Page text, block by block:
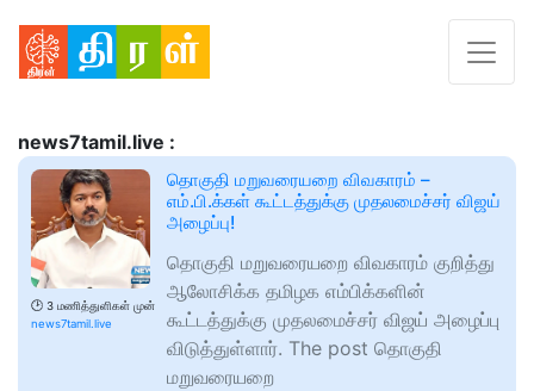
news7tamil.live :
🕑 3 மணித்துளிகள் முன்
news7tamil.live
தொகுதி மறுவரையறை விவகாரம் –
எம்.பி.க்கள் கூட்டத்துக்கு முதலமைச்சர் விஜய்
அழைப்பு!
தொகுதி மறுவரையறை விவகாரம் குறித்து
ஆலோசிக்க தமிழக எம்பிக்களின்
கூட்டத்துக்கு முதலமைச்சர் விஜய் அழைப்பு
விடுத்துள்ளார். The post தொகுதி
மறுவரையறை